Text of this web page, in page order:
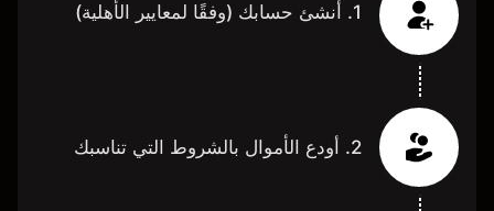
1. أنشئ حسابك (وفقًا لمعايير الأهلية)
2. أودع الأموال بالشروط التي تناسبك